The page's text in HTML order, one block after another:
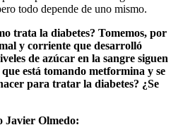
todo depende de uno mismo.
trata la diabetes? Tomemos, por
y corriente que desarrolló
de azúcar en la sangre siguen
está tomando metformina y se
para tratar la diabetes? ¿Se
Javier Olmedo: